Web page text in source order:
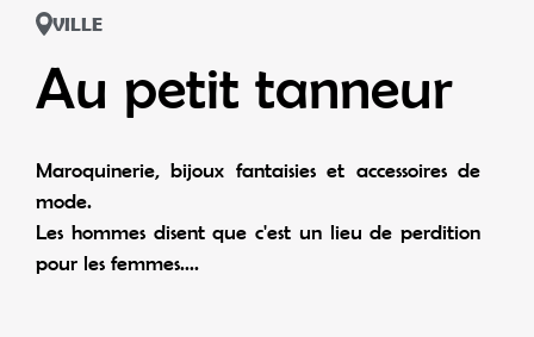
VILLE
Au petit tanneur
Maroquinerie, bijoux fantaisies et accessoires de
mode.
Les hommes disent que c'est un lieu de perdition
pour les femmes....